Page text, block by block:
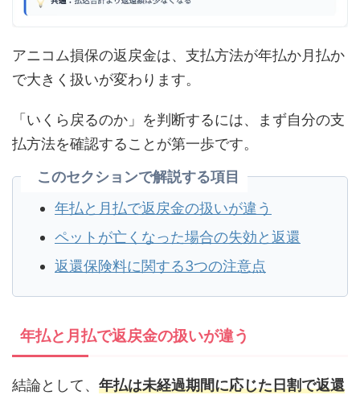
アニコム損保の返戻金は、支払方法が年払か月払か
で大きく扱いが変わります。
「いくら戻るのか」を判断するには、まず自分の支
払方法を確認することが第一歩です。
このセクションで解説する項目
年払と月払で返戻金の扱いが違う
ペットが亡くなった場合の失効と返還
返還保険料に関する3つの注意点
年払と月払で返戻金の扱いが違う
結論として、 年払は未経過期間に応じた日割で返還